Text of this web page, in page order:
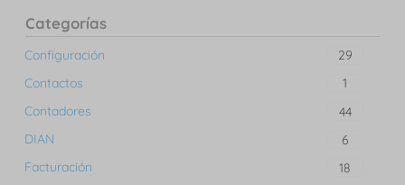
Categorías
Configuración
29
Contactos
1
Contadores
44
DIAN
6
Facturación
18